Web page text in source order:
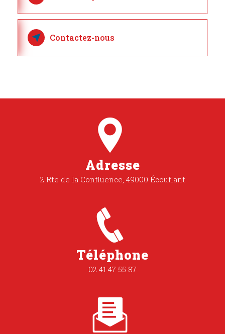
Contactez-nous
Adresse
2 Rte de la Confluence, 49000 Écouflant
Téléphone
02 41 47 55 87